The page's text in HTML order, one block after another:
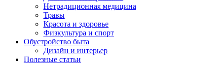
Нетрадиционная медицина
Травы
Красота и здоровье
Физкультура и спорт
Обустройство быта
Дизайн и интерьер
Полезные статьи